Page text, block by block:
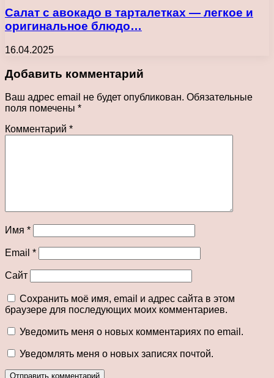
Салат с авокадо в тарталетках — легкое и
оригинальное блюдо…
16.04.2025
Добавить комментарий
Ваш адрес email не будет опубликован. Обязательные
поля помечены *
Комментарий *
Имя *
Email *
Сайт
Сохранить моё имя, email и адрес сайта в этом
браузере для последующих моих комментариев.
Уведомить меня о новых комментариях по email.
Уведомлять меня о новых записях почтой.